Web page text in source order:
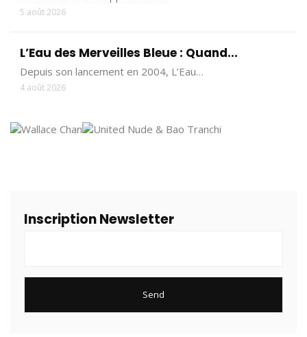
5 août 2026
L’Eau des Merveilles Bleue : Quand...
Depuis son lancement en 2004, L’Eau…
4 août 2026
Inscription Newsletter